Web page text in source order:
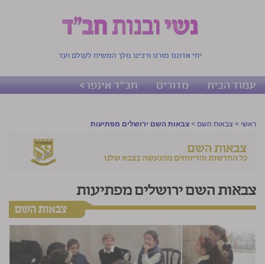
יחי אדוננו מורנו ורבינו מלך המשיח לעולם ועד
עמוד הבית מדורים חב"ד אינפו >
ראשי > צבאות השם > צבאות השם ירושלים מפתיעות
צבאות השם ירושלים מפתיעות